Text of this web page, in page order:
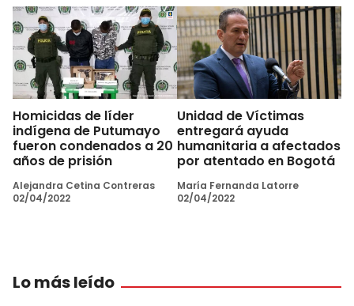
Homicidas de líder
indígena de Putumayo
fueron condenados a 20
años de prisión
Alejandra Cetina Contreras
02/04/2022
Unidad de Víctimas
entregará ayuda
humanitaria a afectados
por atentado en Bogotá
María Fernanda Latorre
02/04/2022
Lo más leído